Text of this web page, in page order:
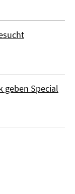
geben Special